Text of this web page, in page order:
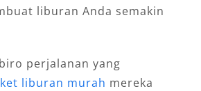
liburan Anda semakin
perjalanan yang
liburan murah mereka